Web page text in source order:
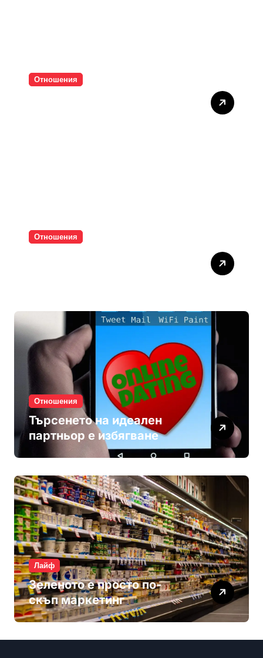
Отношения
Отношения
Отношения
Търсенето на идеален
партньор е избягване
Лайф
Зеленото е просто по-
скъп маркетинг